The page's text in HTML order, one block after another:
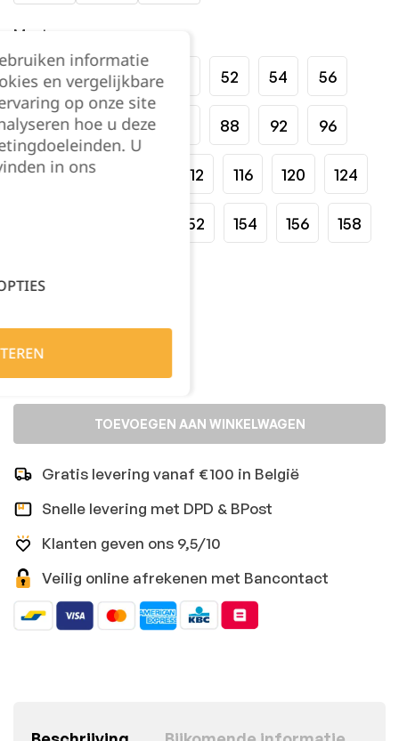
Maat:
44 46 48 52 54 56
58 60 62 88 92 96
100 104 112 116 120 124
152 154 156 158
TOEVOEGEN AAN WINKELWAGEN
Gratis levering vanaf €100 in België
Snelle levering met DPD & BPost
Klanten geven ons 9,5/10
Veilig online afrekenen met Bancontact
informatie
en vergelijkbare
op onze site
hoe u deze
U
in ons